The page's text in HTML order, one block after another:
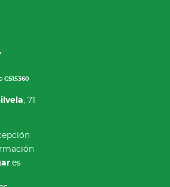
CS15360
, 71
.es